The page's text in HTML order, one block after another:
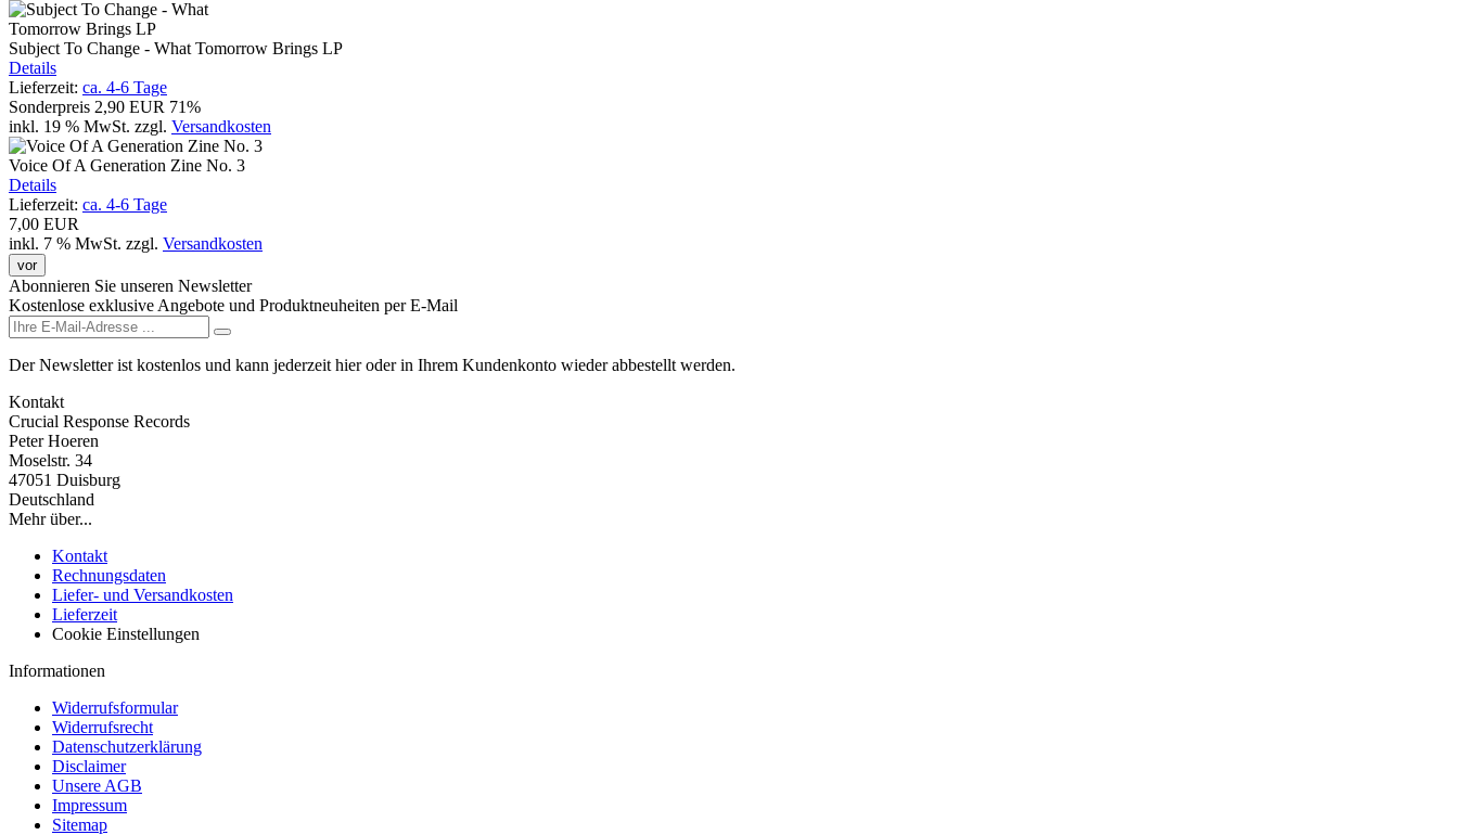
Subject To Change - What Tomorrow Brings LP
Details
Lieferzeit: ca. 4-6 Tage
Sonderpreis 2,90 EUR 71%
inkl. 19 % MwSt. zzgl. Versandkosten
Voice Of A Generation Zine No. 3
Details
Lieferzeit: ca. 4-6 Tage
7,00 EUR
inkl. 7 % MwSt. zzgl. Versandkosten
vor
Abonnieren Sie unseren Newsletter
Kostenlose exklusive Angebote und Produktneuheiten per E-Mail
Der Newsletter ist kostenlos und kann jederzeit hier oder in Ihrem Kundenkonto wieder abbestellt werden.
Kontakt
Crucial Response Records
Peter Hoeren
Moselstr. 34
47051 Duisburg
Deutschland
Mehr über...
Kontakt
Rechnungsdaten
Liefer- und Versandkosten
Lieferzeit
Cookie Einstellungen
Informationen
Widerrufsformular
Widerrufsrecht
Datenschutzerklärung
Disclaimer
Unsere AGB
Impressum
Sitemap